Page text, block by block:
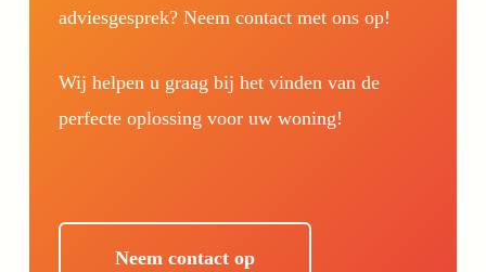
adviesgesprek? Neem contact met ons op!
Wij helpen u graag bij het vinden van de
perfecte oplossing voor uw woning!
Neem contact op